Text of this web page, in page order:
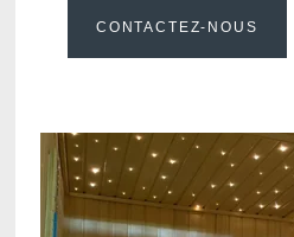
CONTACTEZ-NOUS